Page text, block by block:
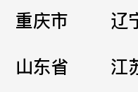
重庆市
辽
山东省
江